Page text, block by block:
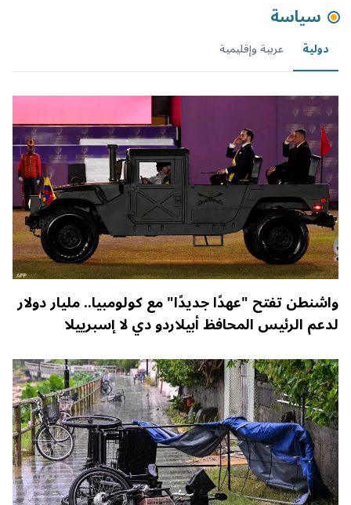
سياسة
دولية عربية وإقليمية
واشنطن تفتح "عهدًا جديدًا" مع كولومبيا.. مليار دولار
لدعم الرئيس المحافظ أبيلاردو دي لا إسبرييلا